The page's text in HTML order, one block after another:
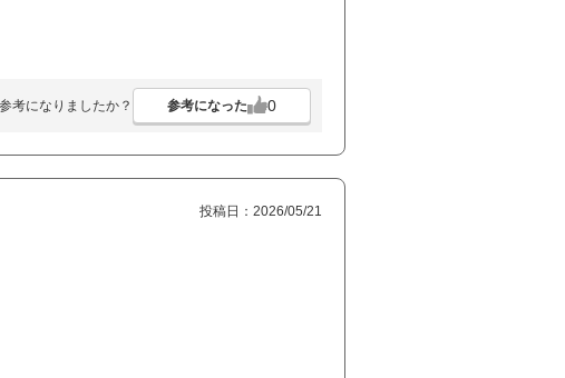
考になりましたか？ 参考になった 0
投稿日：2026/05/21